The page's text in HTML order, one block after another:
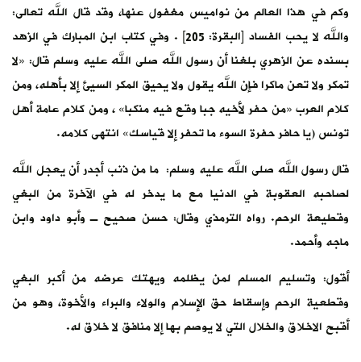
وكم في هذا العالم من نواميس مغفول عنها، وقد قال الله تعالى:
والله لا يحب الفساد [البقرة: 205] . وفي كتاب ابن المبارك في الزهد
بسنده عن الزهري بلغنا أن رسول الله صلى الله عليه وسلم قال: «لا
تمكر ولا تعن ماكرا فإن الله يقول ولا يحيق المكر السيئ إلا بأهله، ومن
كلام العرب «من حفر لأخيه جبا وقع فيه منكبا» ، ومن كلام عامة أهل
تونس (يا حافر حفرة السوء ما تحفر إلا قياسك» انتهى كلامه.
قال رسول الله صلى الله عليه وسلم: ما من ذنب أجدر أن يعجل الله
لصاحبه العقوبة في الدنيا مع ما يدخر له في الآخرة من البغي
وقطيعة الرحم. رواه الترمذي وقال: حسن صحيح ـ وأبو داود وابن
ماجه وأحمد.
أقول: وتسليم المسلم لمن يظلمه ويهتك عرضه من أكبر البغي
وقطعية الرحم وإسقاط حق الإسلام والولاء والبراء والأخوة، وهو من
أقبح الاخلاق والخلال التي لا يوصم بها إلا منافق لا خلاق له.